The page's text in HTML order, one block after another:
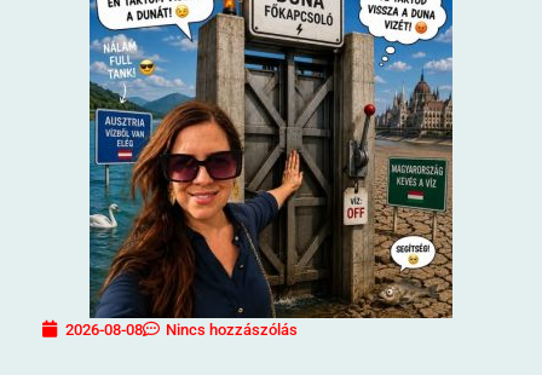
2026-08-08 Nincs hozzászólás